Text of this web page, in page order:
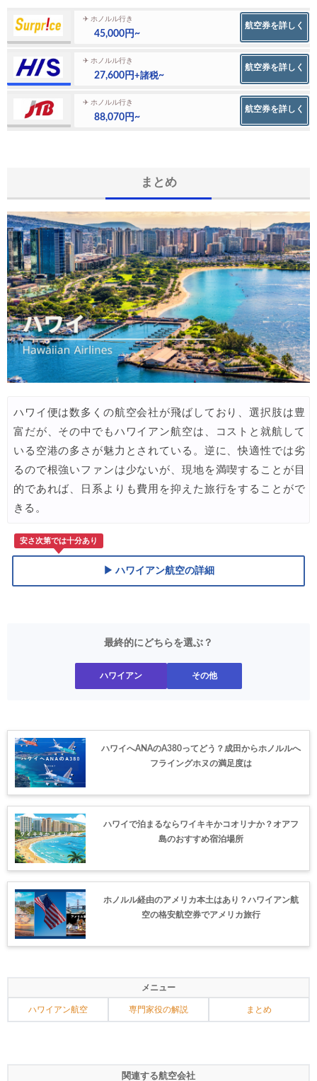
✈ ホノルル行き
45,000円~
航空券を詳しく
✈ ホノルル行き
27,600円+諸税~
航空券を詳しく
✈ ホノルル行き
88,070円~
航空券を詳しく
まとめ
ハワイ便は数多くの航空会社が飛ばしており、選択肢は豊
富だが、その中でもハワイアン航空は、コストと就航して
いる空港の多さが魅力とされている。逆に、快適性では劣
るので根強いファンは少ないが、現地を満喫することが目
的であれば、日系よりも費用を抑えた旅行をすることがで
きる。
安さ次第では十分あり
▶ ハワイアン航空の詳細
最終的にどちらを選ぶ？
ハワイアン その他
ハワイへANAのA380ってどう？成田からホノルルへ
フライングホヌの満足度は
ハワイで泊まるならワイキキかコオリナか？オアフ
島のおすすめ宿泊場所
ホノルル経由のアメリカ本土はあり？ハワイアン航
空の格安航空券でアメリカ旅行
メニュー
ハワイアン航空 専門家役の解説 まとめ
関連する航空会社